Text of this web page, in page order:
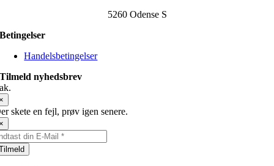
5260 Odense S
Betingelser
Handelsbetingelser
Tilmeld nyhedsbrev
skete en fejl, prøv igen senere.